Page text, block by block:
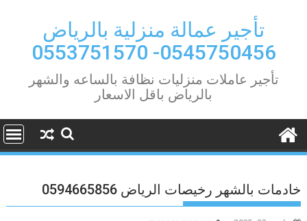
تأجير عمالة منزلية بالرياض
0545750456- 0553751570
تأجير عاملات منزليات نظافة بالساعه والشهر
بالرياض باقل الاسعار
خادمات بالشهر رخيصات الرياض 0594665856